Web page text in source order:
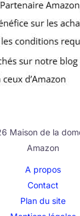
Maison de la
Amazon
A propos
Contact
Plan du site